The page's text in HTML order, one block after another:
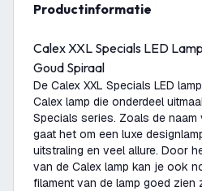
productinformatie
Calex XXL Specials LED
Goud Spiraal
De Calex XXL Specials LED
Calex lamp die onderdeel
Specials series. Zoals de
gaat het om een luxe
uitstraling en veel allure. Door
van de Calex lamp kan je ook
filament van de lamp goed zien